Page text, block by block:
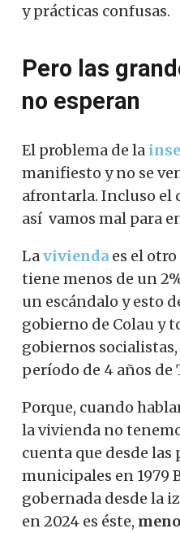
y prácticas confusas.
Pero las
no esperan
El problema de la
manifiesto y no se
afrontarla. Incluso el
así vamos mal para
Lavivienda es el
tiene menos de un
un escándalo y esto
gobierno de Colau y
gobiernos
período de 4 años de
Porque, cuando
la vivienda no
cuenta que desde las
municipales en 1979
gobernada desde la
en 2024 es éste,